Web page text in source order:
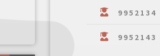
9952134
9952143